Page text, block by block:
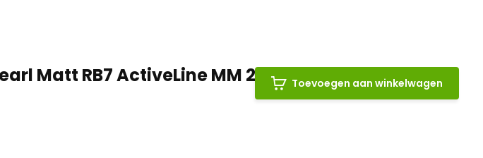
Matt RB7 ActiveLine MM 2024 Toevoegen aan winkelwagen